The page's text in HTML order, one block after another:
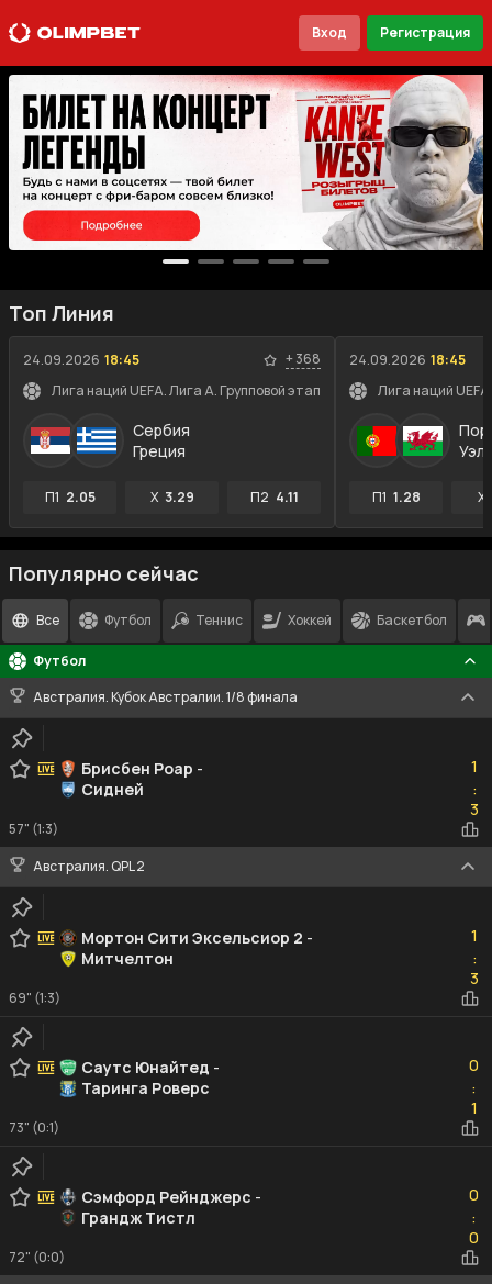
Вход Регистрация
Топ Линия
24.09.2026 18:45 +368
Лига наций UEFA. Лига A. Групповой этап
Сербия
Греция
П1 2.05 X 3.29 П2 4.11
24.09.2026 18:45
Лига наций
П1 1.28 X
Популярно сейчас
Все Футбол Теннис Хоккей Баскетбол
Футбол
Австралия. Кубок Австралии. 1/8 финала
Брисбен Роар -
Сидней
1
:3
3
57" (1:3)
Австралия. QPL 2
Мортон Сити Эксельсиор 2 -
Митчелтон
1
:3
3
69" (1:3)
Саутс Юнайтед -
Таринга Роверс
0
:1
1
73" (0:1)
Сэмфорд Рейнджерс -
Грандж Тистл
0
:0
0
72" (0:0)